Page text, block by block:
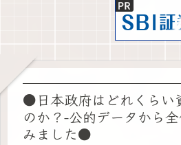
●日本政府はどれくらい
のか？-公的データから
みました●